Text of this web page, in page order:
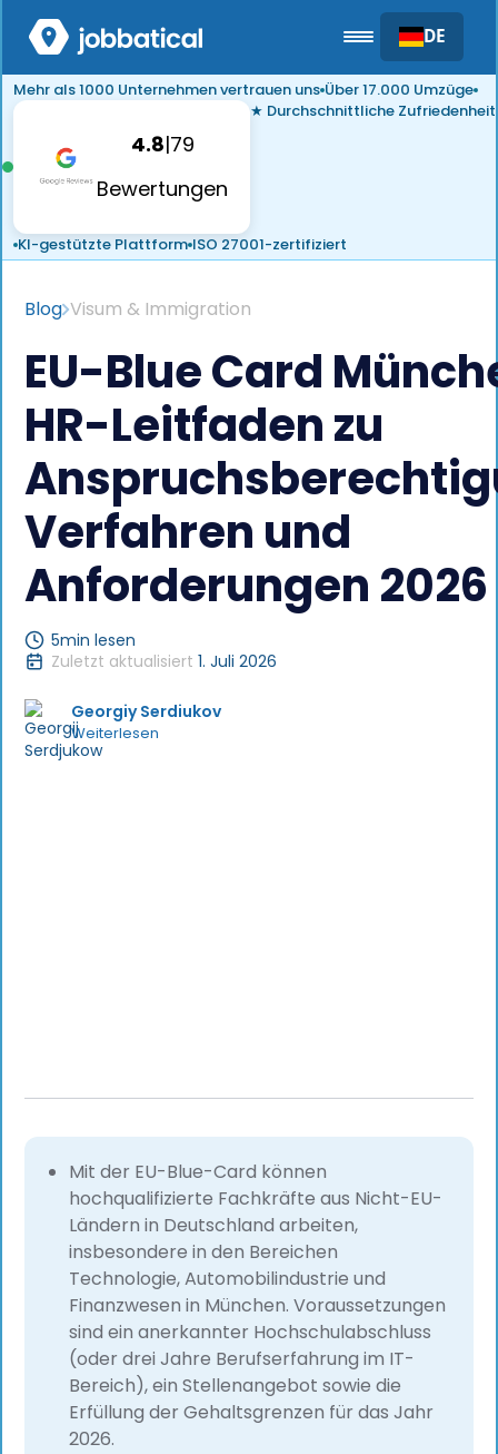
DE
Mehr als 1000 Unternehmen vertrauen uns Über 17.000 Umzüge
4.8|79
Bewertungen
★ Durchschnittliche Zufriedenheit
KI-gestützte Plattform ISO 27001-zertifiziert
Blog Visum & Immigration
EU-Blue Card
HR-Leitfaden zu
Verfahren und
Anforderungen 2026
5min lesen
Zuletzt aktualisiert 1. Juli 2026
Georgiy Serdiukov
Weiterlesen
Mit der EU-Blue-Card können
hochqualifizierte Fachkräfte aus Nicht-EU-
Ländern in Deutschland arbeiten,
insbesondere in den Bereichen
Technologie, Automobilindustrie und
Finanzwesen in München. Voraussetzungen
sind ein anerkannter Hochschulabschluss
(oder drei Jahre Berufserfahrung im IT-
Bereich), ein Stellenangebot sowie die
Erfüllung der Gehaltsgrenzen für das Jahr
2026.